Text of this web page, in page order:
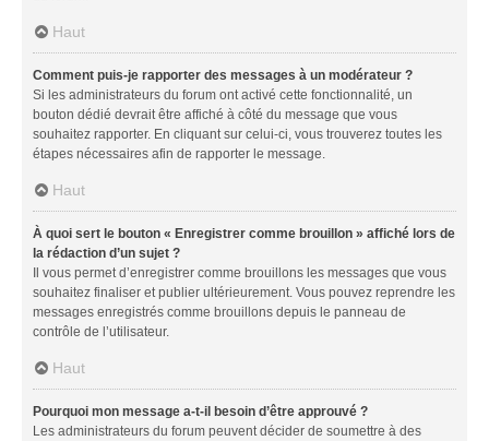
Haut
Comment puis-je rapporter des messages à un modérateur ?
Si les administrateurs du forum ont activé cette fonctionnalité, un
bouton dédié devrait être affiché à côté du message que vous
souhaitez rapporter. En cliquant sur celui-ci, vous trouverez toutes les
étapes nécessaires afin de rapporter le message.
Haut
À quoi sert le bouton « Enregistrer comme brouillon » affiché lors de
la rédaction d’un sujet ?
Il vous permet d’enregistrer comme brouillons les messages que vous
souhaitez finaliser et publier ultérieurement. Vous pouvez reprendre les
messages enregistrés comme brouillons depuis le panneau de
contrôle de l’utilisateur.
Haut
Pourquoi mon message a-t-il besoin d’être approuvé ?
Les administrateurs du forum peuvent décider de soumettre à des